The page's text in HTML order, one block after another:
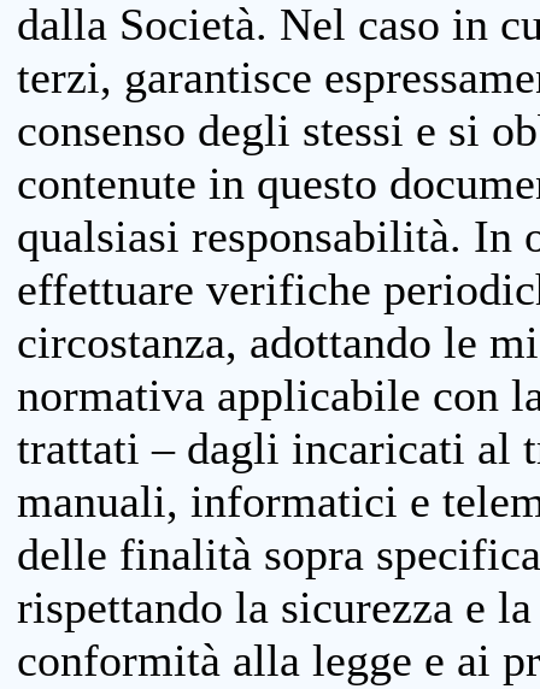
dalla Società. Nel caso in
terzi, garantisce
consenso degli stessi e si
contenute in questo
qualsiasi responsabilità. In
effettuare verifiche
circostanza, adottando le
normativa applicabile con
trattati – dagli incaricati al
manuali, informatici e
delle finalità sopra
rispettando la sicurezza e
conformità alla legge e ai